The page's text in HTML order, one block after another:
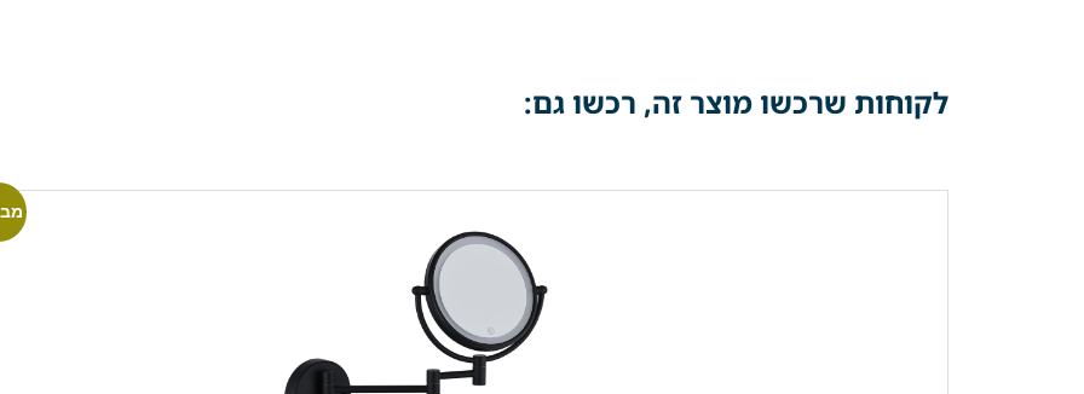
לקוחות שרכשו מוצר זה, רכשו גם: